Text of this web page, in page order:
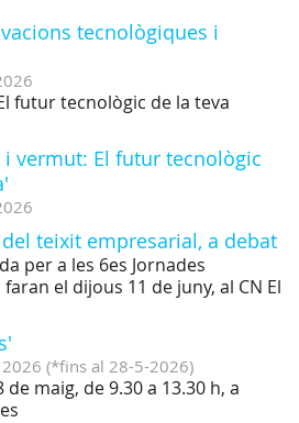
tecnològiques i
futur tecnològic de la teva
i vermut: El futur tecnològic
teixit empresarial, a debat
per a les 6es Jornades
el dijous 11 de juny, al CN El
2026 (*fins al 28-5-2026)
de maig, de 9.30 a 13.30 h, a